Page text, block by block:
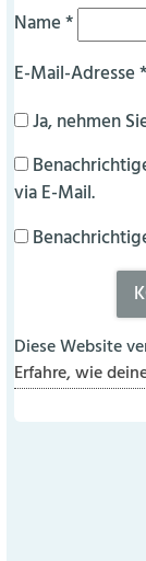
Name*
E-Mail-Adresse*
Ja, nehmen
via E-Mail.
Diese Website
Erfahre, wie